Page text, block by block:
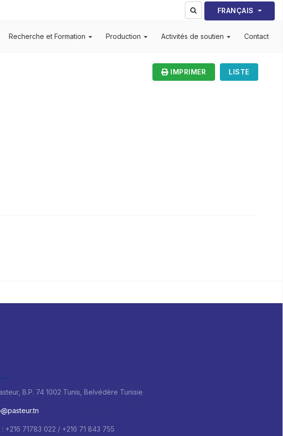
Sélectionnez votre
FRANÇAIS
Recherche et Formation Production Activités de soutien Contact
LISTE
IMPRIMER
B.P. 74 1002 Tunis, Belvédère Tunisie
+216 71783 022 / +216 71 843 755